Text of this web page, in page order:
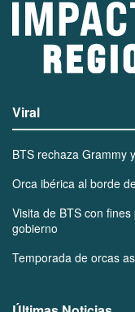
Viral
BTS rechaza Grammy
Orca ibérica al borde
Visita de BTS con
gobierno
Temporada de orcas